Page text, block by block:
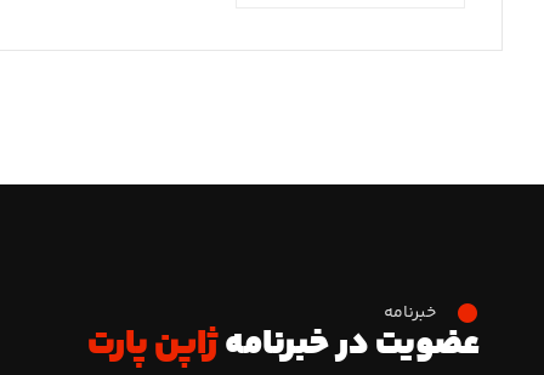
خبرنامه
عضویت در خبرنامهژاپن پارت